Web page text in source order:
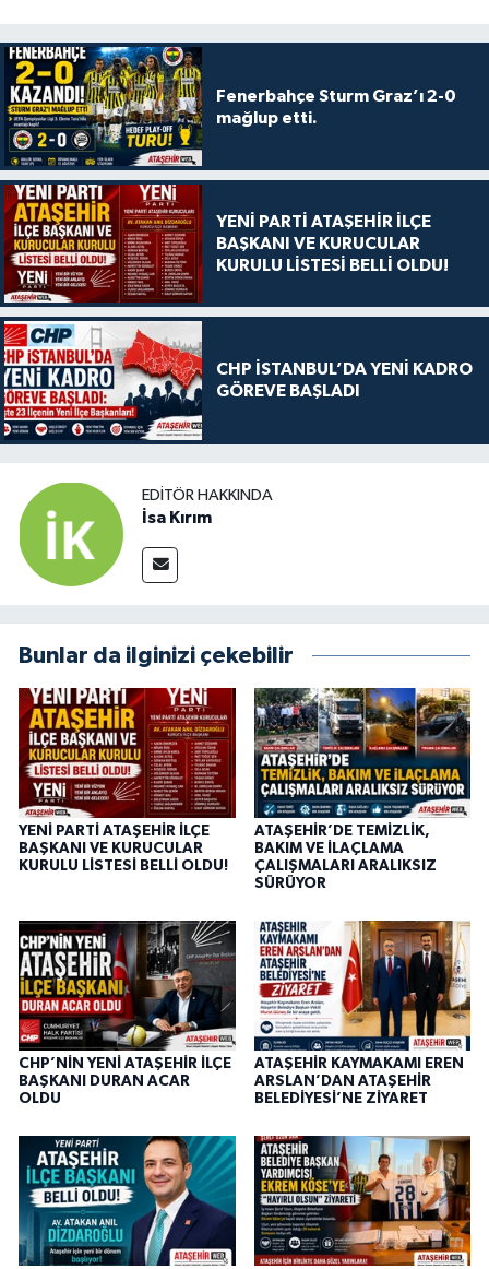
Fenerbahçe Sturm Graz’ı 2-0
mağlup etti.
YENİ PARTİ ATAŞEHİR İLÇE
BAŞKANI VE KURUCULAR
KURULU LİSTESİ BELLİ OLDU!
CHP İSTANBUL’DA YENİ KADRO
GÖREVE BAŞLADI
EDITÖR HAKKINDA
İsa Kırım
Bunlar da ilginizi çekebilir
YENİ PARTİ ATAŞEHİR İLÇE
BAŞKANI VE KURUCULAR
KURULU LİSTESİ BELLİ OLDU!
ATAŞEHİR’DE TEMİZLİK,
BAKIM VE İLAÇLAMA
ÇALIŞMALARI ARALIKSIZ
SÜRÜYOR
CHP’NİN YENİ ATAŞEHİR İLÇE
BAŞKANI DURAN ACAR
OLDU
ATAŞEHİR KAYMAKAMI EREN
ARSLAN’DAN ATAŞEHİR
BELEDİYESİ’NE ZİYARET